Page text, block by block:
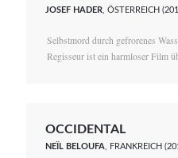
JOSEF HADER , ÖSTERREICH
Selbstmord durch gefrorenes
Regisseur ist ein harmloser Film
OCCIDENTAL
NEÏL BELOUFA , FRANKREICH